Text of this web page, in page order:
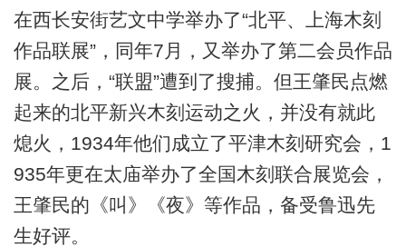
在西长安街艺文中学举办了“北平、上海木刻
作品联展”，同年7月，又举办了第二会员作品
展。之后，“联盟”遭到了搜捕。但王肇民点燃
起来的北平新兴木刻运动之火，并没有就此
熄火，1934年他们成立了平津木刻研究会，1
935年更在太庙举办了全国木刻联合展览会，
王肇民的《叫》《夜》等作品，备受鲁迅先
生好评。